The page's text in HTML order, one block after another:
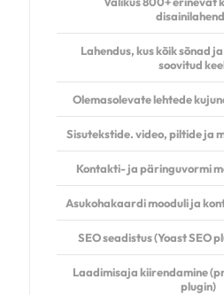
Lahendus, kus kõik sõnad
soovitud
Olemasolevate lehtede
Sisutekstide. video, piltide ja
Kontakti- ja päringuvormi
Asukohakaardi mooduli ja
SEO seadistus (Yoast SEO
Laadimisaja kiirendamine
plugin)